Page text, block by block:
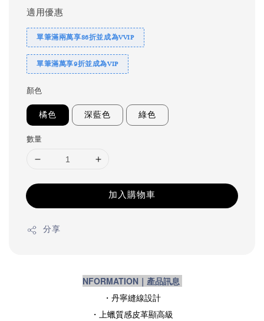
適用優惠
單筆滿兩萬享86折並成為VVIP
單筆滿萬享9折並成為VIP
顏色
橘色 深藍色 綠色
數量
加入購物車
分享
NFORMATION｜產品訊息
・丹寧縫線設計
・上蠟質感皮革顯高級